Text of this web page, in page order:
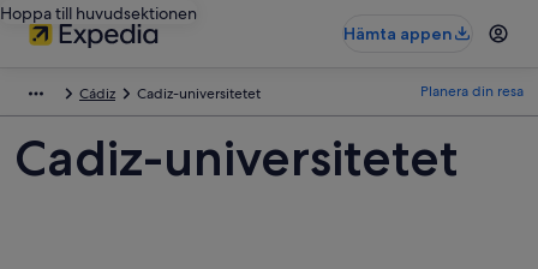
Hoppa till huvudsektionen
Hämta appen
Cádiz Cadiz-universitetet Planera din resa
Cadiz-universitetet